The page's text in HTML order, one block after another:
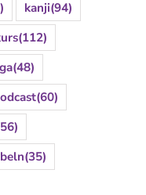
kanji(94)
(112)
(48)
(60)
(35)